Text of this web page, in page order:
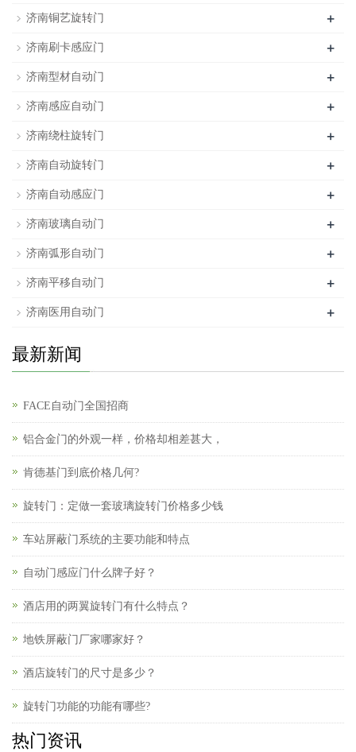
济南铜艺旋转门 +
济南刷卡感应门 +
济南型材自动门 +
济南感应自动门 +
济南绕柱旋转门 +
济南自动旋转门 +
济南自动感应门 +
济南玻璃自动门 +
济南弧形自动门 +
济南平移自动门 +
济南医用自动门 +
最新新闻
FACE自动门全国招商
铝合金门的外观一样，价格却相差甚大，
肯德基门到底价格几何?
旋转门：定做一套玻璃旋转门价格多少钱
车站屏蔽门系统的主要功能和特点
自动门感应门什么牌子好？
酒店用的两翼旋转门有什么特点？
地铁屏蔽门厂家哪家好？
酒店旋转门的尺寸是多少？
旋转门功能的功能有哪些?
热门资讯